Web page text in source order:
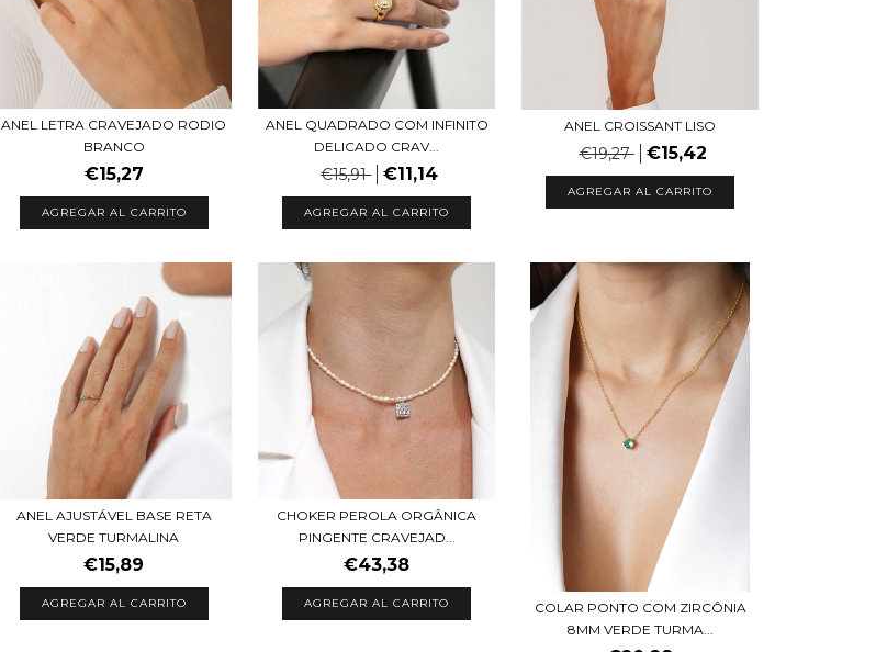
ANEL LETRA CRAVEJADO RODIO
BRANCO
€15,27
AGREGAR AL CARRITO
ANEL QUADRADO COM INFINITO
DELICADO CRAV...
€15,91 €11,14
AGREGAR AL CARRITO
ANEL CROISSANT LISO
€19,27 €15,42
ANEL AJUSTÁVEL BASE RETA
VERDE TURMALINA
€15,89
AGREGAR AL CARRITO
CHOKER PEROLA ORGÂNICA
PINGENTE CRAVEJAD...
€43,38
AGREGAR AL CARRITO
COLAR PONTO COM ZIRCÔNIA
8MM VERDE TURMA...